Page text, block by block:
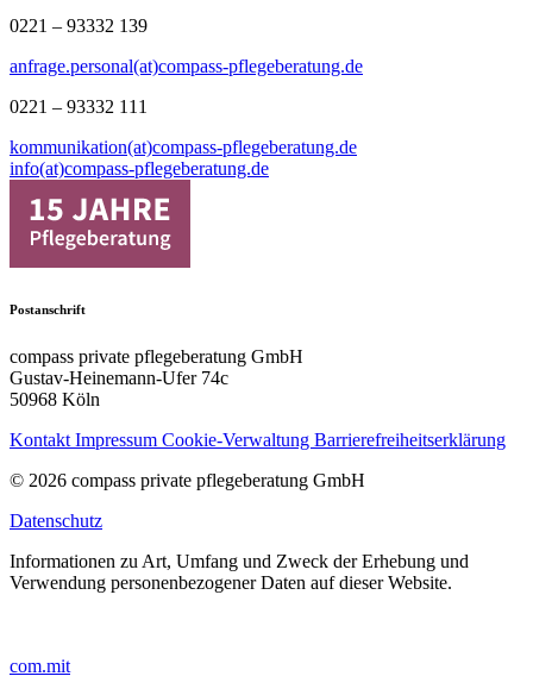
0221 – 93332 139
anfrage.personal(at)compass-pflegeberatung.de
0221 – 93332 111
kommunikation(at)compass-pflegeberatung.de
info(at)compass-pflegeberatung.de
Postanschrift
compass private pflegeberatung GmbH
Gustav-Heinemann-Ufer 74c
50968 Köln
Kontakt Impressum Cookie-Verwaltung Barrierefreiheitserklärung
© 2026 compass private pflegeberatung GmbH
Datenschutz
Informationen zu Art, Umfang und Zweck der Erhebung und
Verwendung personenbezogener Daten auf dieser Website.
com.mit